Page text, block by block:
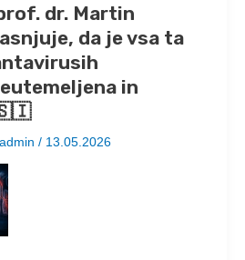
dr. Martin
da je vsa ta
in
🇸🇮
admin / 13.05.2026